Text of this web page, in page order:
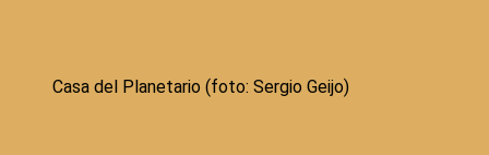
Casa del Planetario (foto: Sergio Geijo)